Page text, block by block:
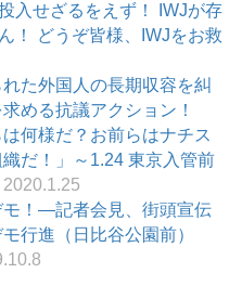
入せざるをえず！ IWJが存
！ どうぞ皆様、IWJをお救
た外国人の長期収容を糾
める抗議アクション！
は何様だ？お前らはナチス
だ！」～1.24 東京入管前
2020.1.25
モ！―記者会見、街頭宣伝
行進（日比谷公園前）